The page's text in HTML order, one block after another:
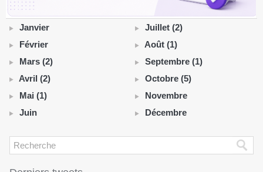
Janvier
Février
Mars (2)
Avril (2)
Mai (1)
Juin
Juillet (2)
Août (1)
Septembre (1)
Octobre (5)
Novembre
Décembre